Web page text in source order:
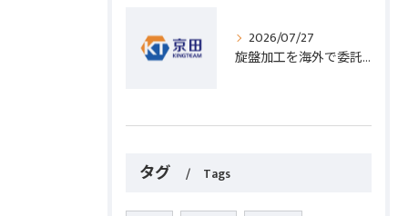
2026/07/27
旋盤加工を海外で委託する際のコスト削減と高精度実現のポイント
タグ Tags